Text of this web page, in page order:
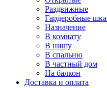
Раздвижные
Гардеробные
Назначение
В комнату
В нишу
В спальню
В частный дом
На балкон
Доставка и оплата